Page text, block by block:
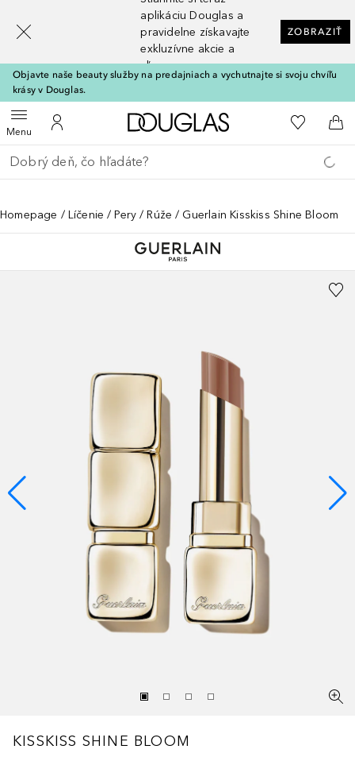
aplikáciu Douglas a
pravidelne získavajte
exkluzívne akcie a
zľavy
ZOBRAZIŤ
Objavte naše beauty služby na predajniach a vychutnajte si svoju chvíľu
krásy v Douglas.
MenuOtvoriť menuDo môjho účtu
Domov Do môjho
Do
Choď späť
Vykonajte vyhľadávanie
Homepage Líčenie Pery Rúže Guerlain Kisskiss Shine Bloom
KISSKISS SHINE BLOOM
[navigation.slideout.screenreader]